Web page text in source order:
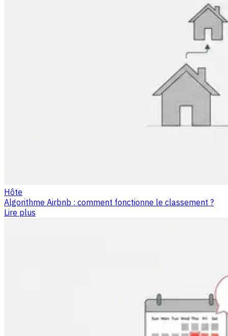
Hôte
Algorithme Airbnb : comment fonctionne le classement ?
Lire plus